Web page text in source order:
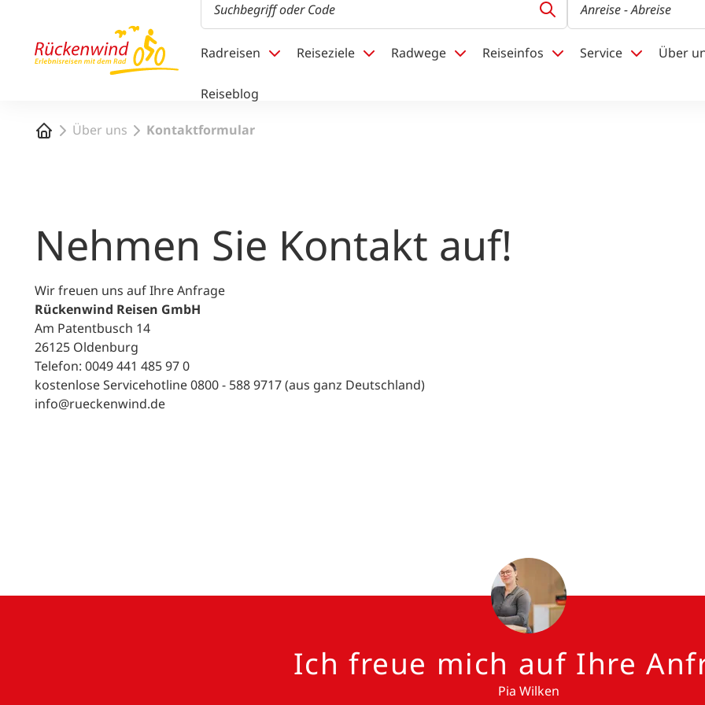
Anreise- Abreise
Radreisen Reiseziele Radwege Reiseinfos Service Über
Reiseblog
StartseiteÜber uns Kontaktformular
Nehmen Sie Kontakt auf!
Wir freuen uns auf Ihre Anfrage
Rückenwind Reisen GmbH
Am Patentbusch 14
26125 Oldenburg
Telefon: 0049 441 485 97 0
kostenlose Servicehotline 0800 - 588 9717 (aus ganz Deutschland)
info@rueckenwind.de
Ich freue mich auf Ihre
Pia Wilken